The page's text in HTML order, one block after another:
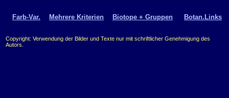
Farb-Var. Mehrere Kriterien Biotope + Gruppen Botan.Links
Copyright: Verwendung der Bilder und Texte nur mit schriftlicher Genehmigung des
Autors.